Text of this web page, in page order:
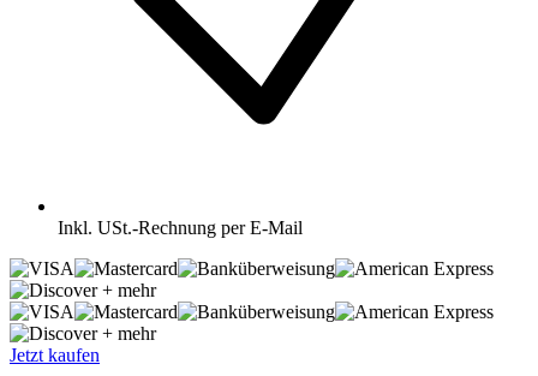
Inkl. USt.-Rechnung per E-Mail
+ mehr
+ mehr
Jetzt kaufen